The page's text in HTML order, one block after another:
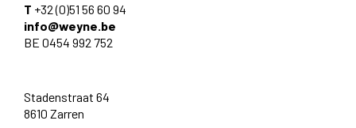
T +32 (0)51 56 60 94
info@weyne.be
BE 0454 992 752
Stadenstraat 64
8610 Zarren